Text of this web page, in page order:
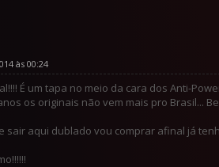
às 00:24
É um tapa no meio da cara dos Anti-
os originais não vem mais pro Brasil...
sair aqui dublado vou comprar afinal já